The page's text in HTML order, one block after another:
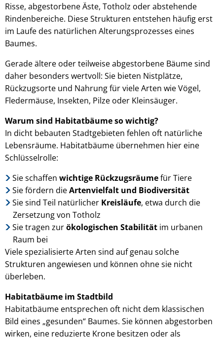
Risse, abgestorbene Äste, Totholz oder abstehende
Rindenbereiche. Diese Strukturen entstehen häufig erst
im Laufe des natürlichen Alterungsprozesses eines
Baumes.
Gerade ältere oder teilweise abgestorbene Bäume sind
daher besonders wertvoll: Sie bieten Nistplätze,
Rückzugsorte und Nahrung für viele Arten wie Vögel,
Fledermäuse, Insekten, Pilze oder Kleinsäuger.
Warum sind Habitatbäume so wichtig?
In dicht bebauten Stadtgebieten fehlen oft natürliche
Lebensräume. Habitatbäume übernehmen hier eine
Schlüsselrolle:
Sie schaffenwichtige Rückzugsräumefür Tiere
Sie fördern dieArtenvielfalt und Biodiversität
Sie sind Teil natürlicher Kreisläufe, etwa durch die
Zersetzung von Totholz
Sie tragen zurökologischen Stabilität im urbanen
Raum bei
Viele spezialisierte Arten sind auf genau solche
Strukturen angewiesen und können ohne sie nicht
überleben.
Habitatbäume im Stadtbild
Habitatbäume entsprechen oft nicht dem klassischen
Bild eines „gesunden“ Baumes. Sie können abgestorben
wirken, eine reduzierte Krone besitzen oder als